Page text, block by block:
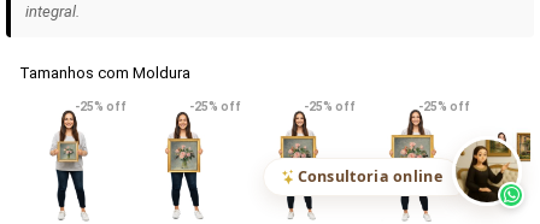
VER DETALHES
Madona de Loreto
R$ 538,42
Narciso- caravaggio
R$ 365,92
Maria
uma Rosa
R$ 365,92
Consultoria online
integral.
Tamanhos com Moldura
-25% off -25% off -25% off -25% off